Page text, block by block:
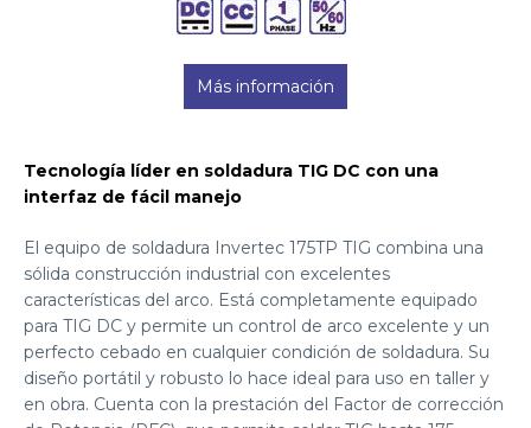
Tecnología líder en soldadura TIG DC con una
interfaz de fácil manejo
El equipo de soldadura Invertec 175TP TIG combina una
sólida construcción industrial con excelentes
características del arco. Está completamente equipado
para TIG DC y permite un control de arco excelente y un
perfecto cebado en cualquier condición de soldadura. Su
diseño portátil y robusto lo hace ideal para uso en taller y
en obra. Cuenta con la prestación del Factor de corrección
Más información